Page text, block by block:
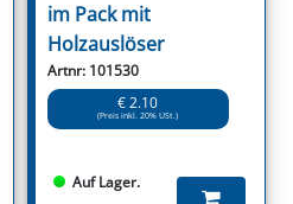
im Pack mit
Holzauslöser
Artnr: 101530
€ 2.10
(Preis inkl. 20% USt.)
Auf Lager.